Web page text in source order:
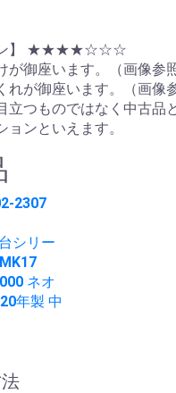
ン】 ★★★★☆☆☆
が御座います。（画像参照
れが御座います。（画像参
立つものではなく中古品
ョンといえます。
2307
シリー
ネオ
年製 中